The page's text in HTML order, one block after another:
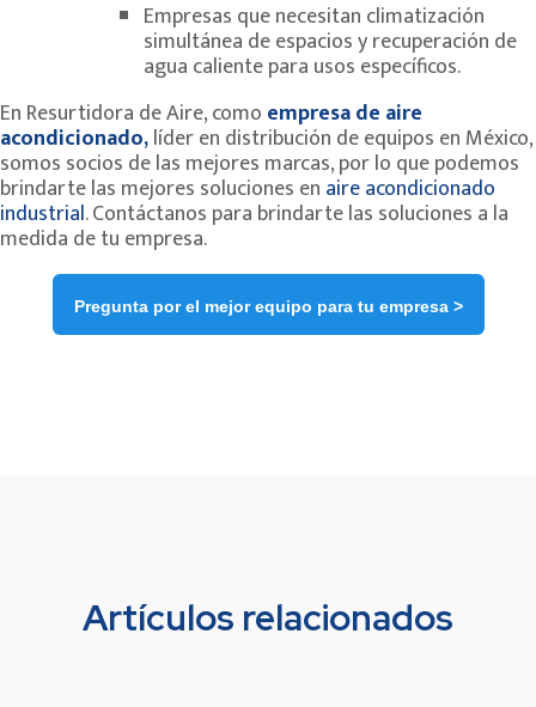
Empresas que necesitan climatización
simultánea de espacios y recuperación de
agua caliente para usos específicos.
En Resurtidora de Aire, como empresa de aire
acondicionado,líder en distribución de equipos en México,
somos socios de las mejores marcas, por lo que podemos
brindarte las mejores soluciones en aire acondicionado
industrial. Contáctanos para brindarte las soluciones a la
medida de tu empresa.
Pregunta por el mejor equipo para tu empresa >
Artículos relacionados